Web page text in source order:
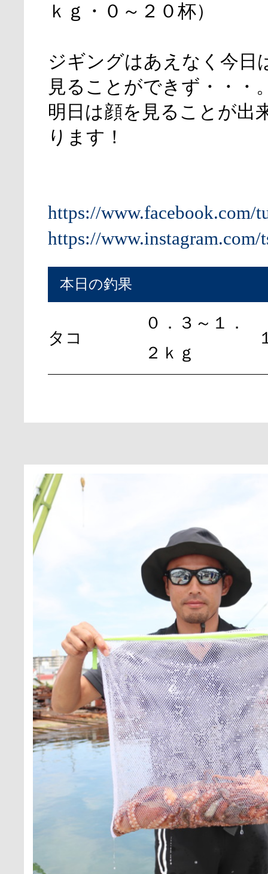
ｋｇ・０～２０杯）
ジギングはあえなく今日
見ることができず・・・
明日は顔を見ることが出
ります！
https://www.facebook.com/
https://www.instagram.com/
本日の釣果
タコ
０．３～１．
２ｋｇ